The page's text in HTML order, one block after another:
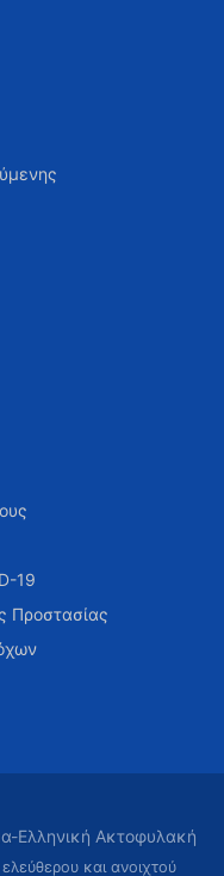
19
Προστασίας
Ελληνική Ακτοφυλακή
και ανοιχτού